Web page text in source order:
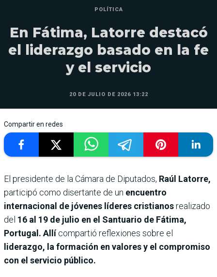
POLÍTICA
En Fátima, Latorre destacó
el liderazgo basado en la fe
y el servicio
20 DE JULIO DE 2026 13:22
Compartir en redes
El presidente de la Cámara de Diputados, Raúl Latorre,
participó como disertante de un encuentro
internacional de jóvenes líderes cristianosrealizado
del 16 al 19 de julio en el Santuario de Fátima,
Portugal. Allícompartió reflexiones sobre el
liderazgo, la formación en valores y el compromiso
con el servicio público.